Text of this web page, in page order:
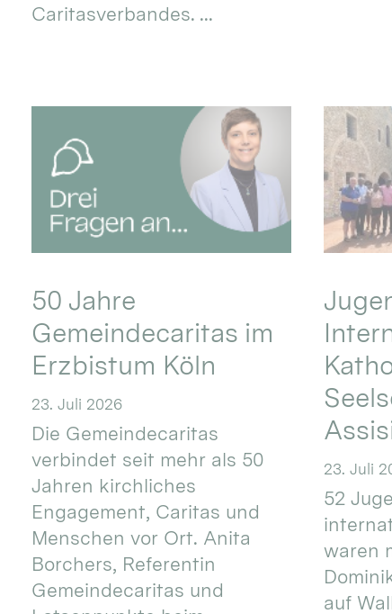
Caritasverbandes. ...
50 Jahre
Gemeindecaritas im
Erzbistum Köln
23. Juli 2026
Die Gemeindecaritas
verbindet seit mehr als 50
Jahren kirchliches
Engagement, Caritas und
Menschen vor Ort. Anita
Borchers, Referentin
Gemeindecaritas und
23. Juli
52
waren
auf